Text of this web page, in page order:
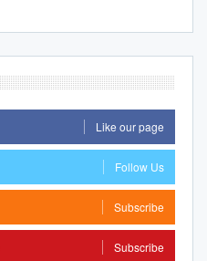
Like our page
Follow Us
Subscribe
Subscribe